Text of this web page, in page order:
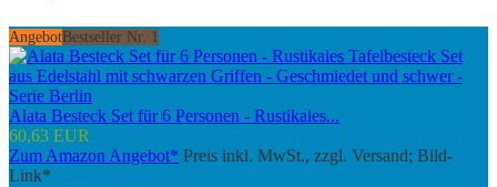
Angebot Bestseller Nr. 1
Alata Besteck Set für 6 Personen - Rustikales...
60,63 EUR
Zum Amazon Angebot* Preis inkl. MwSt., zzgl. Versand; Bild-
Link*